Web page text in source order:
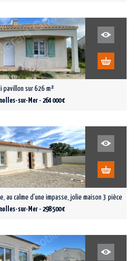
pavillon sur 626 m²
sur-Mer - 264 000 €
au calme d'une impasse, jolie maison 3 pièces
sur-Mer - 298 500 €